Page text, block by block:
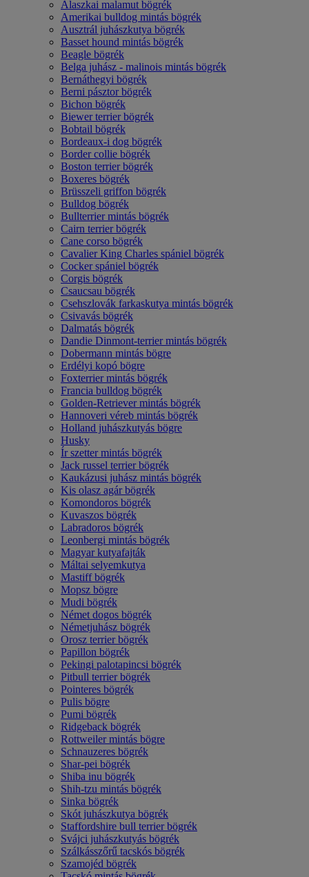
Alaszkai malamut bögrék
Amerikai bulldog mintás bögrék
Ausztrál juhászkutya bögrék
Basset hound mintás bögrék
Beagle bögrék
Belga juhász - malinois mintás bögrék
Bernáthegyi bögrék
Berni pásztor bögrék
Bichon bögrék
Biewer terrier bögrék
Bobtail bögrék
Bordeaux-i dog bögrék
Border collie bögrék
Boston terrier bögrék
Boxeres bögrék
Brüsszeli griffon bögrék
Bulldog bögrék
Bullterrier mintás bögrék
Cairn terrier bögrék
Cane corso bögrék
Cavalier King Charles spániel bögrék
Cocker spániel bögrék
Corgis bögrék
Csaucsau bögrék
Csehszlovák farkaskutya mintás bögrék
Csivavás bögrék
Dalmatás bögrék
Dandie Dinmont-terrier mintás bögrék
Dobermann mintás bögre
Erdélyi kopó bögre
Foxterrier mintás bögrék
Francia bulldog bögrék
Golden-Retriever mintás bögrék
Hannoveri véreb mintás bögrék
Holland juhászkutyás bögre
Husky
Ír szetter mintás bögrék
Jack russel terrier bögrék
Kaukázusi juhász mintás bögrék
Kis olasz agár bögrék
Komondoros bögrék
Kuvaszos bögrék
Labradoros bögrék
Leonbergi mintás bögrék
Magyar kutyafajták
Máltai selyemkutya
Mastiff bögrék
Mopsz bögre
Mudi bögrék
Német dogos bögrék
Németjuhász bögrék
Orosz terrier bögrék
Papillon bögrék
Pekingi palotapincsi bögrék
Pitbull terrier bögrék
Pointeres bögrék
Pulis bögre
Pumi bögrék
Ridgeback bögrék
Rottweiler mintás bögre
Schnauzeres bögrék
Shar-pei bögrék
Shiba inu bögrék
Shih-tzu mintás bögrék
Sinka bögrék
Skót juhászkutya bögrék
Staffordshire bull terrier bögrék
Svájci juhászkutyás bögrék
Szálkásszőrű tacskós bögrék
Szamojéd bögrék